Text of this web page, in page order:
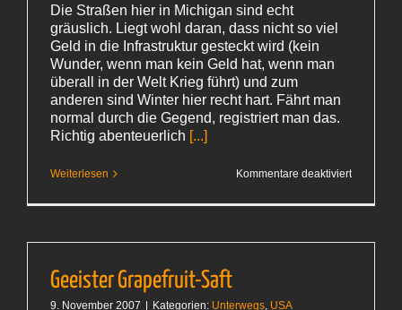
Die Straßen hier in Michigan sind echt
gräuslich. Liegt wohl daran, dass nicht so viel
Geld in die Infrastruktur gesteckt wird (kein
Wunder, wenn man kein Geld hat, wenn man
überall in der Welt Krieg führt) und zum
anderen sind Winter hier recht hart. Fährt man
normal durch die Gegend, registriert man das.
Richtig abenteuerlich [...]
Weiterlesen Kommentare deaktiviertfür
Geeister Grapefruit-Saft
9. November 2007 Kategorien: Unterwegs, USA